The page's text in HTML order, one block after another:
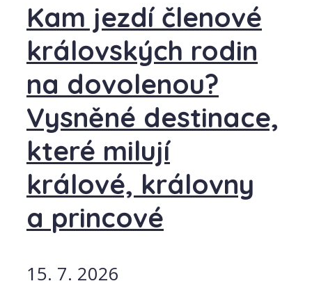
Kam jezdí členové
královských rodin
na dovolenou?
Vysněné destinace,
které milují
králové, královny
a princové
15. 7. 2026